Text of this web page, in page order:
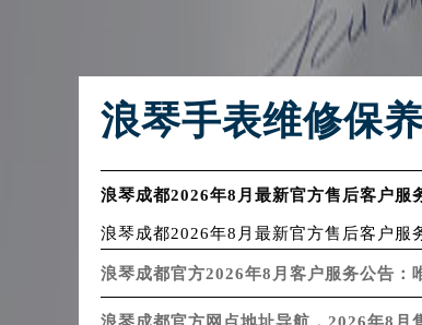
辽宁省营口市站前区市府
辽宁省沈阳市沈河区中街
辽宁省沈阳市沈河区中街
北京市朝阳区建国门外大
北京市东城区东长安街1号
内蒙古自治区阿拉善盟市左
内蒙古自治区包头市青山区
内蒙古自治区赤峰市红山区
内蒙古自治区鄂尔多斯市东
浪琴手表维修保
浪琴成都2026年8月最新官方售后客户服
浪琴成都2026年8月最新官方售后客户服
浪琴成都官方2026年8月客户服务公告：